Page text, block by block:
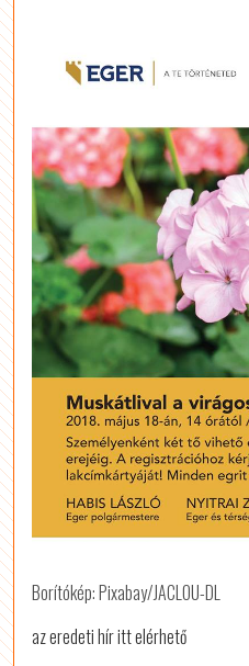
Borítókép: Pixabay/JACLOU-DL
az eredeti hír itt elérhető